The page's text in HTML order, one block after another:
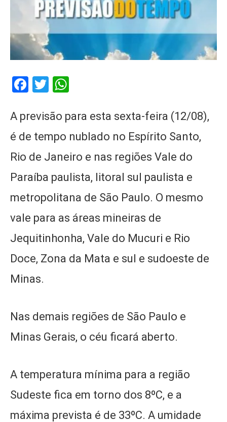
Facebook
Twitter
A previsão para esta sexta-feira (12/08),
é de tempo nublado no Espírito Santo,
Rio de Janeiro e nas regiões Vale do
Paraíba paulista, litoral sul paulista e
metropolitana de São Paulo. O mesmo
vale para as áreas mineiras de
Jequitinhonha, Vale do Mucuri e Rio
Doce, Zona da Mata e sul e sudoeste de
Minas.
Nas demais regiões de São Paulo e
Minas Gerais, o céu ficará aberto.
A temperatura mínima para a região
Sudeste fica em torno dos 8ºC, e a
máxima prevista é de 33ºC. A umidade